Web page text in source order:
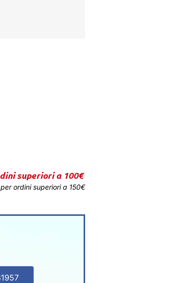
superiori a 100€
ordini superiori a 150€